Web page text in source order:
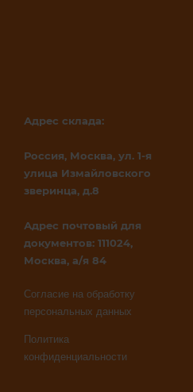
Адрес склада:
Россия, Москва, ул. 1-я
улица Измайловского
зверинца, д.8
Адрес почтовый для
документов: 111024,
Москва, а/я 84
Согласие на обработку
персональных данных
Политика
конфиденциальности